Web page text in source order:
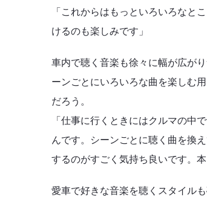
「これからはもっといろいろなと
けるのも楽しみです」
車内で聴く音楽も徐々に幅が広が
ーンごとにいろいろな曲を楽しむ
だろう。
「仕事に行くときにはクルマの中
んです。シーンごとに聴く曲を換
するのがすごく気持ち良いです。
愛車で好きな音楽を聴くスタイル